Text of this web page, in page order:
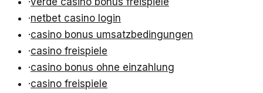
·netbet casino login
·casino bonus umsatzbedingungen
·casino freispiele
·casino bonus ohne einzahlung
·casino freispiele